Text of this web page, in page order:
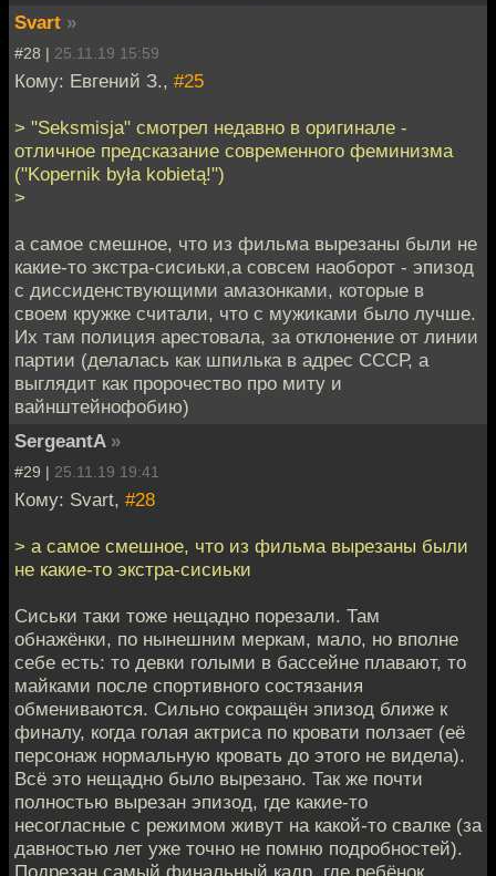
Svart »
#28 | 25.11.19 15:59
Кому: Евгений З., #25
> "Seksmisja" смотрел недавно в оригинале -
отличное предсказание современного феминизма
("Kopernik była kobietą!")
>
а самое смешное, что из фильма вырезаны были не
какие-то экстра-сисиьки,а совсем наоборот - эпизод
с диссиденствующими амазонками, которые в
своем кружке считали, что с мужиками было лучше.
Их там полиция арестовала, за отклонение от линии
партии (делалась как шпилька в адрес СССР, а
выглядит как пророчество про миту и
вайнштейнофобию)
SergeantA »
#29 | 25.11.19 19:41
Кому: Svart, #28
> а самое смешное, что из фильма вырезаны были
не какие-то экстра-сисиьки
Сиськи таки тоже нещадно порезали. Там
обнажёнки, по нынешним меркам, мало, но вполне
себе есть: то девки голыми в бассейне плавают, то
майками после спортивного состязания
обмениваются. Сильно сокращён эпизод ближе к
финалу, когда голая актриса по кровати ползает (её
персонаж нормальную кровать до этого не видела).
Всё это нещадно было вырезано. Так же почти
полностью вырезан эпизод, где какие-то
несогласные с режимом живут на какой-то свалке (за
давностью лет уже точно не помню подробностей).
Подрезан самый финальный кадр, где ребёнок